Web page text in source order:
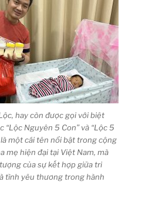
hay còn được gọi với biệt
“Lộc Nguyên 5 Con” và “Lộc 5
là một cái tên nổi bật trong cộng
mẹ hiện đại tại Việt Nam, mà
của sự kết hợp giữa tri
tình yêu thương trong hành